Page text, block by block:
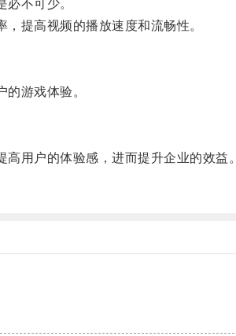
不可少。
提高视频的播放速度和流畅性。
游戏体验。
用户的体验感，进而提升企业的效益。